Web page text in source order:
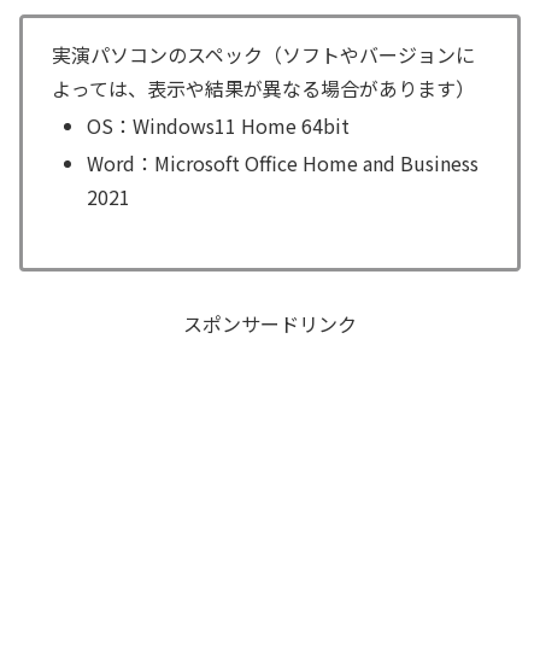
実演パソコンのスペック（ソフトやバージョンに
よっては、表示や結果が異なる場合があります）
OS：Windows11 Home 64bit
Word：Microsoft Office Home and Business
2021
スポンサードリンク